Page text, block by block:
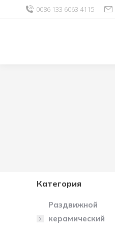
0086 133 6063 4115
Категория
Раздвижной
керамический